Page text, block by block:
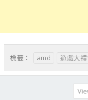
標籤： amd 遊戲大禮